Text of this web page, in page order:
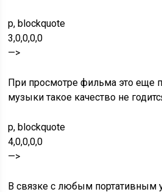
p, blockquote
3,0,0,0,0
—>
При просмотре фильма это еще
музыки такое качество не
p, blockquote
4,0,0,0,0
—>
В связке с любым портативным